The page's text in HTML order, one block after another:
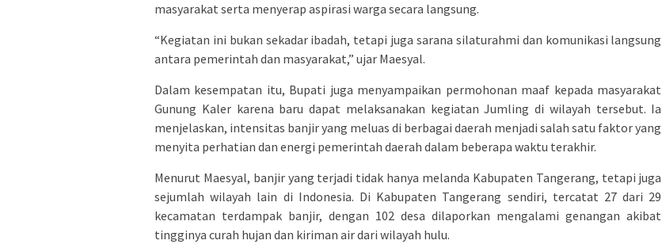
masyarakat serta menyerap aspirasi warga secara langsung.
“Kegiatan ini bukan sekadar ibadah, tetapi juga sarana silaturahmi dan komunikasi langsung
antara pemerintah dan masyarakat,” ujar Maesyal.
Dalam kesempatan itu, Bupati juga menyampaikan permohonan maaf kepada masyarakat
Gunung Kaler karena baru dapat melaksanakan kegiatan Jumling di wilayah tersebut. Ia
menjelaskan, intensitas banjir yang meluas di berbagai daerah menjadi salah satu faktor yang
menyita perhatian dan energi pemerintah daerah dalam beberapa waktu terakhir.
Menurut Maesyal, banjir yang terjadi tidak hanya melanda Kabupaten Tangerang, tetapi juga
sejumlah wilayah lain di Indonesia. Di Kabupaten Tangerang sendiri, tercatat 27 dari 29
kecamatan terdampak banjir, dengan 102 desa dilaporkan mengalami genangan akibat
tingginya curah hujan dan kiriman air dari wilayah hulu.